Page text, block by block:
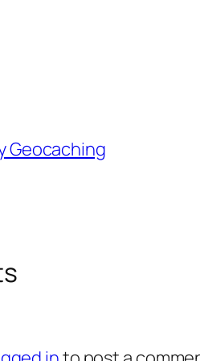
Geocaching